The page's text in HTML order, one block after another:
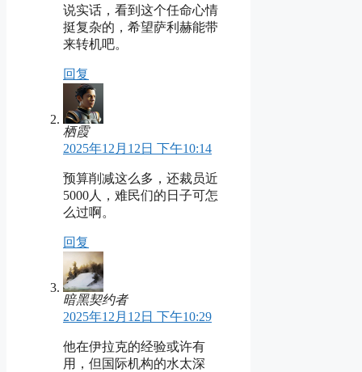
说实话，看到这个任命心情
挺复杂的，希望萨利赫能带
来转机吧。
回复
栖霞
2025年12月12日 下午10:14
预算削减这么多，还裁员近
5000人，难民们的日子可怎
么过啊。
回复
暗黑契约者
2025年12月12日 下午10:29
他在伊拉克的经验或许有
用，但国际机构的水太深